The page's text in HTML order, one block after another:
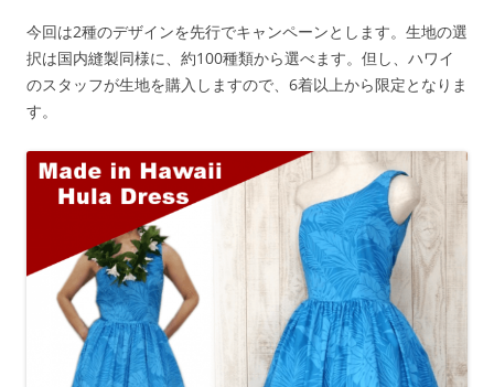
今回は2種のデザインを先行でキャンペーンとします。生地の選
択は国内縫製同様に、約100種類から選べます。但し、ハワイ
のスタッフが生地を購入しますので、6着以上から限定となりま
す。